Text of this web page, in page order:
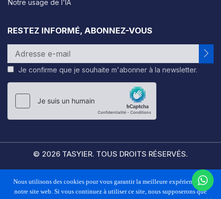
Notre usage de l'IA
RESTEZ INFORMÉ, ABONNEZ-VOUS
Je confirme que je souhaite m'abonner à la newsletter.
© 2026 TASYIER. TOUS DROITS RÉSERVÉS.
FAQS POLITIQUE DE CONFIDENTIALITÉ CONDITIONS GÉNÉRALES
Nous utilisons des cookies pour vous garantir la meilleure expérience sur
notre site web. Si vous continuez à utiliser ce site, nous supposerons que